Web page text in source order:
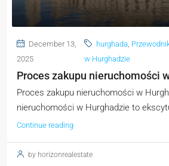
December 13,
2025
hurghada,
w Hurghadzie
Proces zakupu nieruchomości
Proces zakupu nieruchomości w
nieruchomości w Hurghadzie to
Continue reading
by horizonrealestate